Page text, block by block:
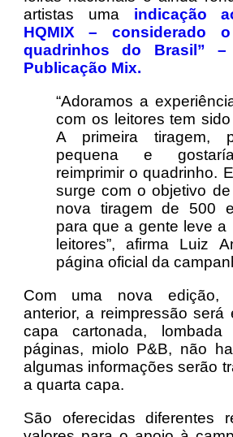
artistas uma indicação
HQMIX – considerado
quadrinhos do Brasil”
Publicação Mix.
“Adoramos a
com os leitores tem
A primeira tiragem,
pequena e
reimprimir o quadrinho.
surge com o objetivo
nova tiragem de 500
para que a gente leve a
leitores”, afirma Luiz
página oficial da
Com uma nova edição,
anterior, a reimpressão será
capa cartonada,
páginas, miolo P&B, não
algumas informações serão
a quarta capa.
São oferecidas diferentes